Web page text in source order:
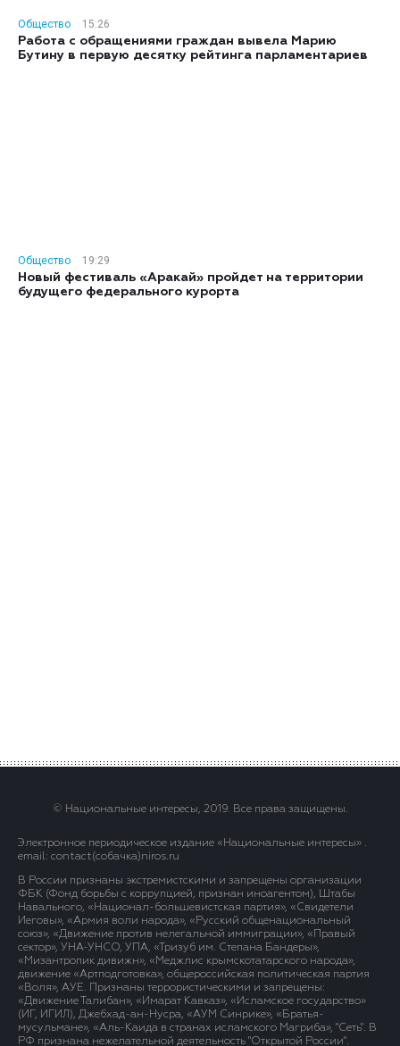
Общество
15:26
Работа с обращениями граждан вывела Марию
Бутину в первую десятку рейтинга парламентариев
Общество
19:29
Новый фестиваль «Аракай» пройдет на территории
будущего федерального курорта
© Национальные интересы, 2019. Все права защищены.
Электронное периодическое издание «Национальные интересы» .
email: contact(сoбaчка)niros.ru
В России признаны экстремистскими и запрещены организации
ФБК (Фонд борьбы с коррупцией, признан иноагентом), Штабы
Навального, «Национал-большевистская партия», «Свидетели
Иеговы», «Армия воли народа», «Русский общенациональный
союз», «Движение против нелегальной иммиграции», «Правый
сектор», УНА-УНСО, УПА, «Тризуб им. Степана Бандеры»,
«Мизантропик дивижн», «Меджлис крымскотатарского народа»,
движение «Артподготовка», общероссийская политическая партия
«Воля», АУЕ. Признаны террористическими и запрещены:
«Движение Талибан», «Имарат Кавказ», «Исламское государство»
(ИГ, ИГИЛ), Джебхад-ан-Нусра, «АУМ Синрике», «Братья-
мусульмане», «Аль-Каида в странах исламского Магриба», "Сеть". В
РФ признана нежелательной деятельность "Открытой России".